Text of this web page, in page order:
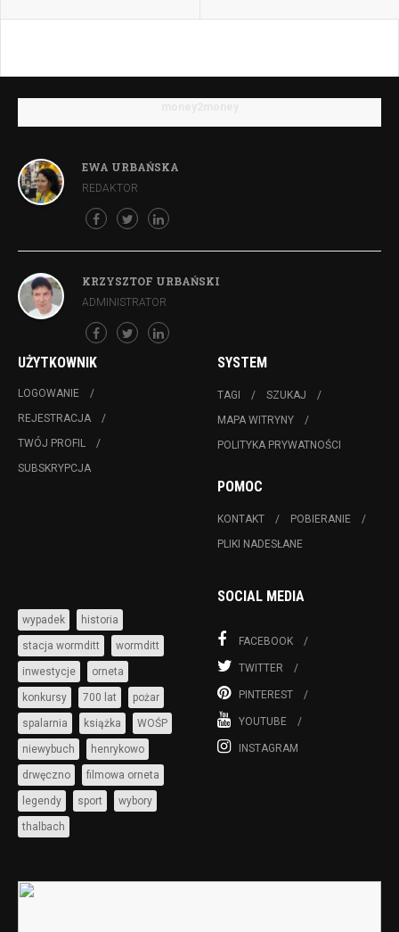
EWA URBAŃSKA
REDAKTOR
KRZYSZTOF URBAŃSKI
ADMINISTRATOR
UŻYTKOWNIK
LOGOWANIE
REJESTRACJA
TWÓJ PROFIL
SUBSKRYPCJA
SYSTEM
TAGI
SZUKAJ
MAPA WITRYNY
POLITYKA PRYWATNOŚCI
POMOC
KONTAKT
POBIERANIE
PLIKI NADESŁANE
wypadek historia
stacja wormditt wormditt
inwestycje orneta
konkursy 700 lat pożar
spalarnia książka WOŚP
niewybuch henrykowo
drwęczno filmowa orneta
legendy sport wybory
thalbach
SOCIAL MEDIA
FACEBOOK
TWITTER
PINTEREST
YOUTUBE
INSTAGRAM